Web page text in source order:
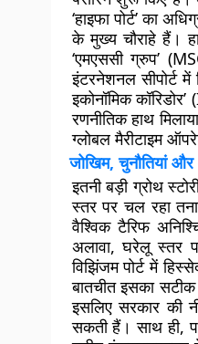
‘हाइफा पोर्ट’ का
के मुख्य चौराहे हैं।
‘एमएससी ग्रुप’
इंटरनेशनल सीपोर्ट में
इकोनॉमिक
रणनीतिक हाथ
ग्लोबल मैरीटाइम
जोखिम, चुनौतियां
इतनी बड़ी ग्रोथ
स्तर पर चल रहा
वैश्विक टैरिफ
अलावा, घरेलू स्तर
विझिंजम पोर्ट में
बातचीत इसका
इसलिए सरकार की
सकती हैं। साथ ही,